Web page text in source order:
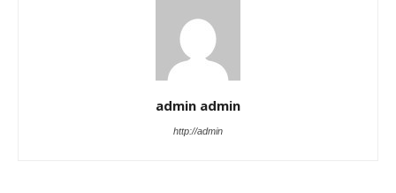
admin admin
http://admin